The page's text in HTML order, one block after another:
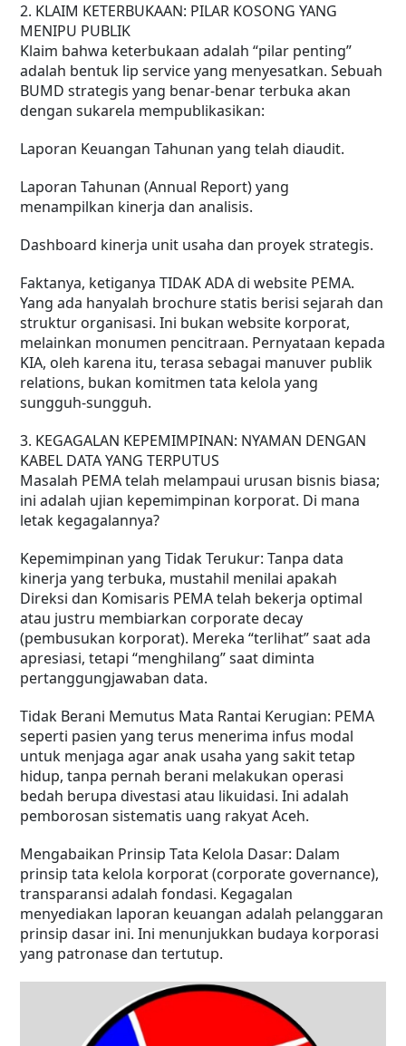
2. KLAIM KETERBUKAAN: PILAR KOSONG YANG
MENIPU PUBLIK
Klaim bahwa keterbukaan adalah “pilar penting”
adalah bentuk lip service yang menyesatkan. Sebuah
BUMD strategis yang benar-benar terbuka akan
dengan sukarela mempublikasikan:
Laporan Keuangan Tahunan yang telah diaudit.
Laporan Tahunan (Annual Report) yang
menampilkan kinerja dan analisis.
Dashboard kinerja unit usaha dan proyek strategis.
Faktanya, ketiganya TIDAK ADA di website PEMA.
Yang ada hanyalah brochure statis berisi sejarah dan
struktur organisasi. Ini bukan website korporat,
melainkan monumen pencitraan. Pernyataan kepada
KIA, oleh karena itu, terasa sebagai manuver publik
relations, bukan komitmen tata kelola yang
sungguh-sungguh.
3. KEGAGALAN KEPEMIMPINAN: NYAMAN DENGAN
KABEL DATA YANG TERPUTUS
Masalah PEMA telah melampaui urusan bisnis biasa;
ini adalah ujian kepemimpinan korporat. Di mana
letak kegagalannya?
Kepemimpinan yang Tidak Terukur: Tanpa data
kinerja yang terbuka, mustahil menilai apakah
Direksi dan Komisaris PEMA telah bekerja optimal
atau justru membiarkan corporate decay
(pembusukan korporat). Mereka “terlihat” saat ada
apresiasi, tetapi “menghilang” saat diminta
pertanggungjawaban data.
Tidak Berani Memutus Mata Rantai Kerugian: PEMA
seperti pasien yang terus menerima infus modal
untuk menjaga agar anak usaha yang sakit tetap
hidup, tanpa pernah berani melakukan operasi
bedah berupa divestasi atau likuidasi. Ini adalah
pemborosan sistematis uang rakyat Aceh.
Mengabaikan Prinsip Tata Kelola Dasar: Dalam
prinsip tata kelola korporat (corporate governance),
transparansi adalah fondasi. Kegagalan
menyediakan laporan keuangan adalah pelanggaran
prinsip dasar ini. Ini menunjukkan budaya korporasi
yang patronase dan tertutup.